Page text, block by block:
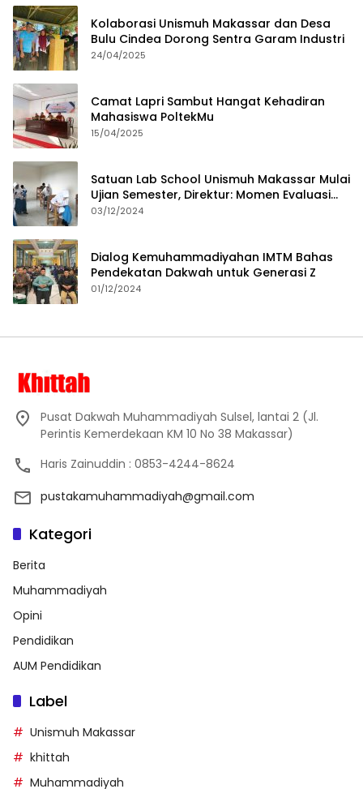
Kolaborasi Unismuh Makassar dan Desa
Bulu Cindea Dorong Sentra Garam Industri
24/04/2025
Camat Lapri Sambut Hangat Kehadiran
Mahasiswa PoltekMu
15/04/2025
Satuan Lab School Unismuh Makassar Mulai
Ujian Semester, Direktur: Momen Evaluasi
Proses Pembelajaran
03/12/2024
Dialog Kemuhammadiyahan IMTM Bahas
Pendekatan Dakwah untuk Generasi Z
01/12/2024
Pusat Dakwah Muhammadiyah Sulsel, lantai 2 (Jl.
Perintis Kemerdekaan KM 10 No 38 Makassar)
Haris Zainuddin : 0853-4244-8624
pustakamuhammadiyah@gmail.com
Kategori
Berita
Muhammadiyah
Opini
Pendidikan
AUM Pendidikan
Label
Unismuh Makassar
khittah
Muhammadiyah